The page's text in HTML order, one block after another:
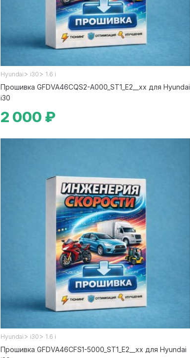
Hyundai > i30 > 1.6 i
Прошивка GFDVA46CQS2-A000_ST1_E2__xx для Hyundai
i30
2 000 ₽
Hyundai > i30 > 1.6 i
Прошивка GFDVA46CFS1-5000_ST1_E2__xx для Hyundai